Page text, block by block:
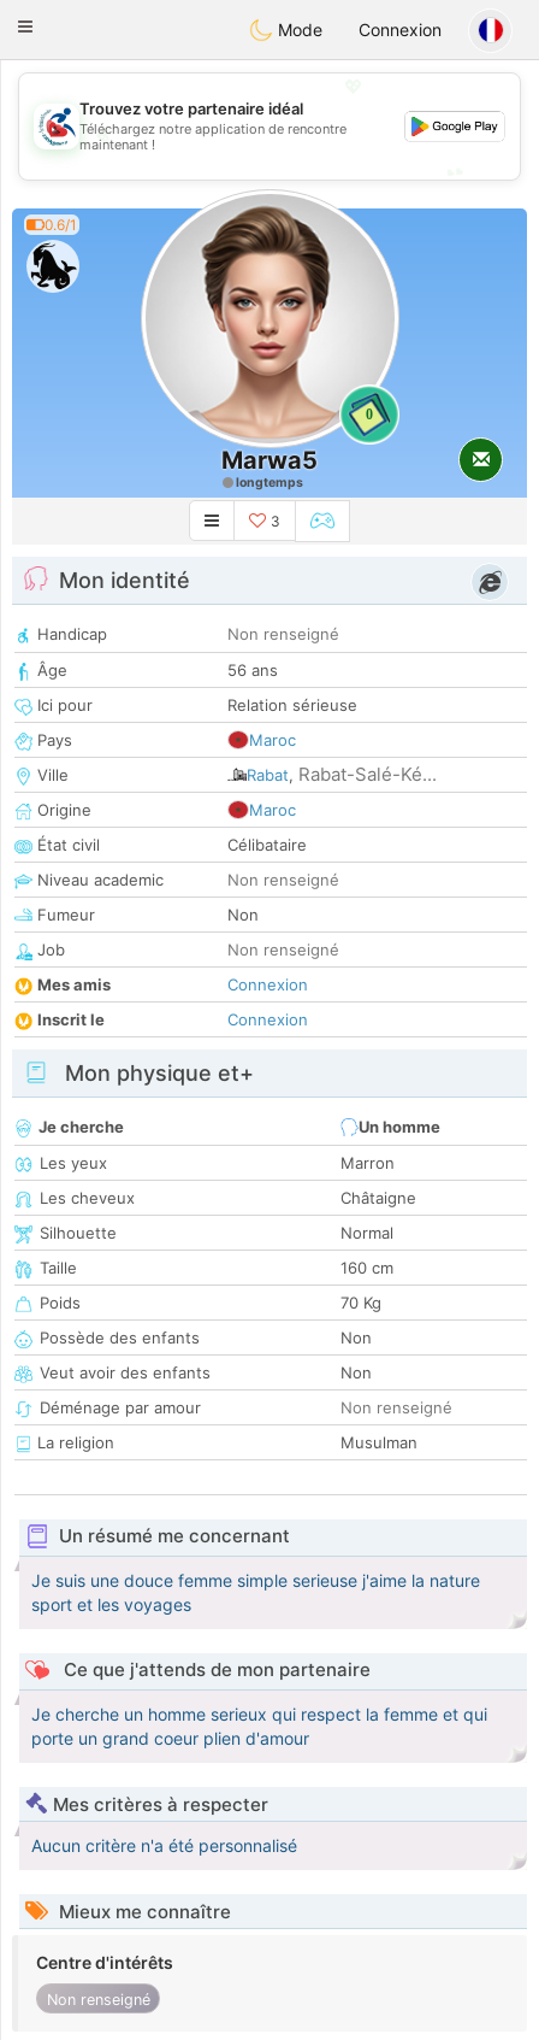
Handi Space
Toggle
Mode Connexion
💖
💕
Trouvez votre partenaire idéal
Téléchargez notre application de rencontre
maintenant !
0.6/1
0
Marwa5
longtemps
3
Mon identité
Handicap
Non renseigné
Âge
56 ans
Ici pour
Relation sérieuse
Pays
Maroc
Ville
Rabat, Rabat-Salé-Ké...
Origine
Maroc
État civil
Célibataire
Niveau academic
Non renseigné
Fumeur
Non
Job
Non renseigné
Mes amis
Connexion
Inscrit le
Connexion
Mon physique et+
Je cherche
Un homme
Les yeux
Marron
Les cheveux
Châtaigne
Silhouette
Normal
Taille
160 cm
Poids
70 Kg
Possède des enfants
Non
Veut avoir des enfants
Non
Déménage par amour
Non renseigné
La religion
Musulman
Un résumé me concernant
Je suis une douce femme simple serieuse j'aime la nature
sport et les voyages
Ce que j'attends de mon partenaire
Je cherche un homme serieux qui respect la femme et qui
porte un grand coeur plien d'amour
Mes critères à respecter
Aucun critère n'a été personnalisé
Mieux me connaître
Centre d'intérêts
Non renseigné